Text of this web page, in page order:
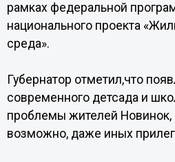
рамках федеральной
национального проекта
среда».
Губернатор отметил,что
современного детсада и
проблемы жителей Новинок,
возможно, даже иных